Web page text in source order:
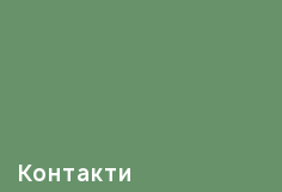
Контакти